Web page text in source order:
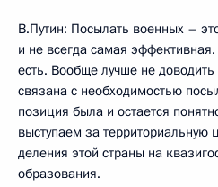
В.Путин: Посылать военных –
и не всегда самая
есть. Вообще лучше не доводить
связана с необходимостью
позиция была и остается
выступаем за территориальную
деления этой страны на
образования.